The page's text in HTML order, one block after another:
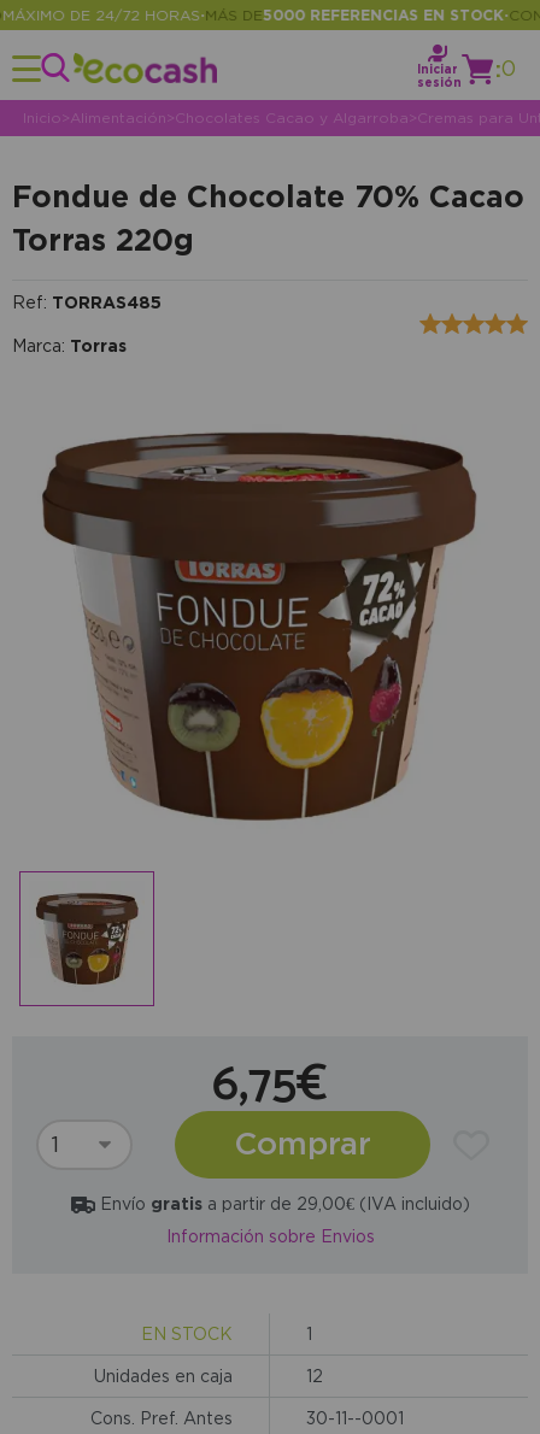
DE 24/72 HORAS•MÁS DE 5000 REFERENCIAS EN STOCK•
Iniciar
sesión
:0
Inicio> Alimentación>Chocolates Cacao y Algarroba>Cremas para
Fondue de Chocolate 70% Cacao
Torras 220g
Ref: TORRAS485
Marca: Torras
6,75€
Comprar
Envío gratisa partir de 29,00€ (IVA incluido)
Información sobre Envios
EN STOCK 1
Unidades en caja 12
Cons. Pref. Antes 30-11--0001